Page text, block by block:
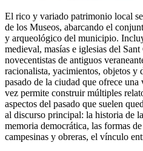
El rico y variado patrimonio local
de los Museos, abarcando el
y arqueológico del municipio.
medieval, masías e iglesias del
novecentistas de antiguos
racionalista, yacimientos, objetos y
pasado de la ciudad que ofrece
vez permite construir múltiples
aspectos del pasado que suelen
al discurso principal: la historia de
memoria democrática, las formas
campesinas y obreras, el vínculo